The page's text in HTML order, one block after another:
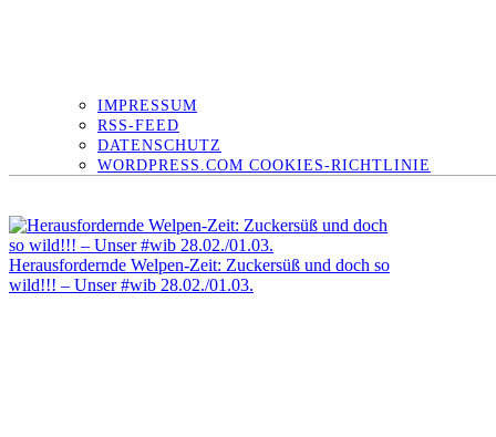
IMPRESSUM
RSS-FEED
DATENSCHUTZ
WORDPRESS.COM COOKIES-RICHTLINIE
Herausfordernde Welpen-Zeit: Zuckersüß und doch so
wild!!! – Unser #wib 28.02./01.03.